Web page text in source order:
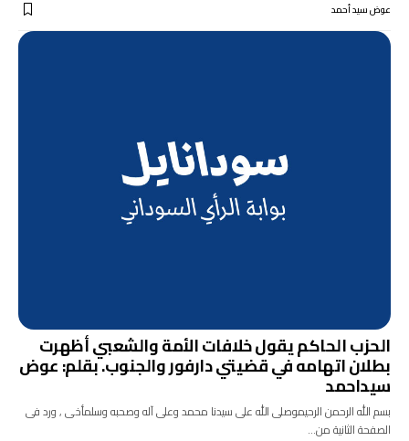
عوض سيد أحمد
الحزب الحاكم يقول خلافات الأمة والشعبي أظهرت
بطلان اتهامه في قضيتي دارفور والجنوب. بقلم: عوض
سيداحمد
بسم الله الرحمن الرحيموصلى الله على سيدنا محمد وعلى آله وصحبه وسلمأخى , ورد فى
الصفحة الثانية من…